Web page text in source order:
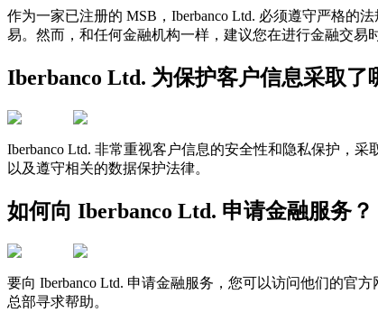
作为一家已注册的 MSB，Iberbanco Ltd. 必须遵守严格的
易。然而，和任何金融机构一样，建议您在进行金融交易
Iberbanco Ltd. 为保护客户信息采取了
Iberbanco Ltd. 非常重视客户信息的安全性和隐私保护，
以及遵守相关的数据保护法律。
如何向 Iberbanco Ltd. 申请金融服务？
要向 Iberbanco Ltd. 申请金融服务，您可以访问他们的官方
总部寻求帮助。